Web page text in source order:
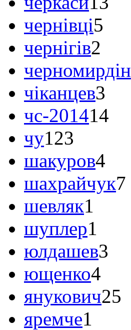
чернівці5
чернігів2
черномирдін
чіканцев3
чс-201414
чу123
шакуров4
шахрайчук7
шевляк1
шуплер1
юлдашев3
ющенко4
янукович25
яремче1